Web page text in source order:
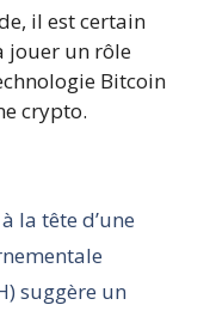
il est certain
jouer un rôle
Bitcoin
crypto.
la tête d’une
suggère un